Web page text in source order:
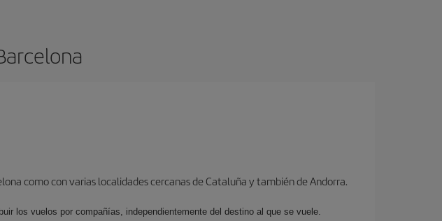
como con varias localidades cercanas de Cataluña y también de Andorra.
los vuelos por compañías, independientemente del destino al que se vuele.